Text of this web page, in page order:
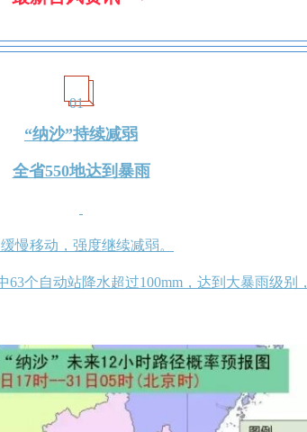
01
“纳沙”持续减弱
全省550地达到暴雨
慢移动，强度继续减弱。
个自动站降水超过100mm，达到大暴雨级别，